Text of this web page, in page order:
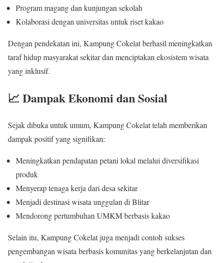
Program magang dan kunjungan sekolah
Kolaborasi dengan universitas untuk riset kakao
Dengan pendekatan ini, Kampung Cokelat berhasil meningkatkan
taraf hidup masyarakat sekitar dan menciptakan ekosistem wisata
yang inklusif.
📈 Dampak Ekonomi dan Sosial
Sejak dibuka untuk umum, Kampung Cokelat telah memberikan
dampak positif yang signifikan:
Meningkatkan pendapatan petani lokal melalui diversifikasi
produk
Menyerap tenaga kerja dari desa sekitar
Menjadi destinasi wisata unggulan di Blitar
Mendorong pertumbuhan UMKM berbasis kakao
Selain itu, Kampung Cokelat juga menjadi contoh sukses
pengembangan wisata berbasis komunitas yang berkelanjutan dan